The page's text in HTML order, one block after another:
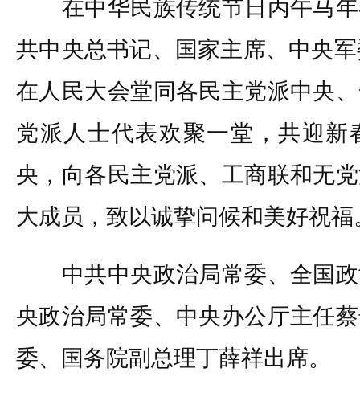
在中华民族传统节日丙午马年
共中央总书记、国家主席、中央
在人民大会堂同各民主党派中央
党派人士代表欢聚一堂，共迎新
央，向各民主党派、工商联和无
大成员，致以诚挚问候和美好祝福
中共中央政治局常委、全国政
央政治局常委、中央办公厅主任
委、国务院副总理丁薛祥出席。